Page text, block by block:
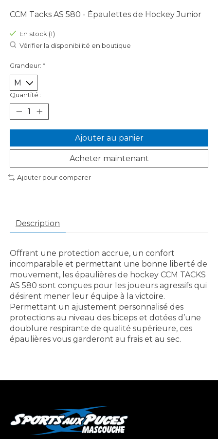
CCM Tacks AS 580 - Épaulettes de Hockey Junior
En stock (1)
Vérifier la disponibilité en boutique
Grandeur: *
Quantité :
Ajouter au panier
Acheter maintenant
Ajouter pour comparer
Description
Offrant une protection accrue, un confort
incomparable et permettant une bonne liberté de
mouvement, les épaulières de hockey CCM TACKS
AS 580 sont conçues pour les joueurs agressifs qui
désirent mener leur équipe à la victoire.
Permettant un ajustement personnalisé des
protections au niveau des biceps et dotées d’une
doublure respirante de qualité supérieure, ces
épaulières vous garderont au frais et au sec.